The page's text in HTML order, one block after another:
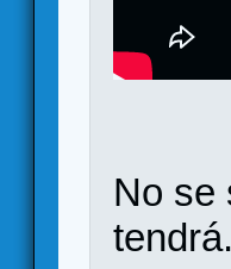
No se
tendrá.